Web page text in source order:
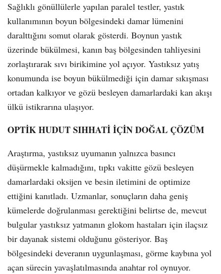
Sağlıklı gönüllülerle yapılan paralel testler, yastık
kullanımının boyun bölgesindeki damar lümenini
daralttığını somut olarak gösterdi. Boynun yastık
üzerinde bükülmesi, kanın baş bölgesinden tahliyesini
zorlaştırarak sıvı birikimine yol açıyor. Yastıksız yatış
konumunda ise boyun bükülmediği için damar sıkışması
ortadan kalkıyor ve gözü besleyen damarlardaki kan akışı
ülkü istikrarına ulaşıyor.
OPTİK HUDUT SIHHATİ İÇİN DOĞAL ÇÖZÜM
Araştırma, yastıksız uyumanın yalnızca basıncı
düşürmekle kalmadığını, tıpkı vakitte gözü besleyen
damarlardaki oksijen ve besin iletimini de optimize
ettiğini kanıtladı. Uzmanlar, sonuçların daha geniş
kümelerde doğrulanması gerektiğini belirtse de, mevcut
bulgular yastıksız yatmanın glokom hastaları için ilaçsız
bir dayanak sistemi olduğunu gösteriyor. Baş
bölgesindeki deveranın uygunlaşması, görme kaybına yol
açan sürecin yavaşlatılmasında anahtar rol oynuyor.